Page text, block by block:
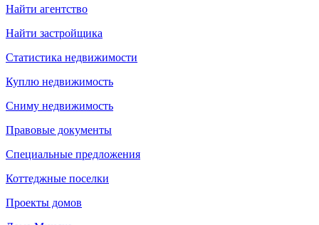
Найти агентство
Найти застройщика
Статистика недвижимости
Куплю недвижимость
Сниму недвижимость
Правовые документы
Специальные предложения
Коттеджные поселки
Проекты домов